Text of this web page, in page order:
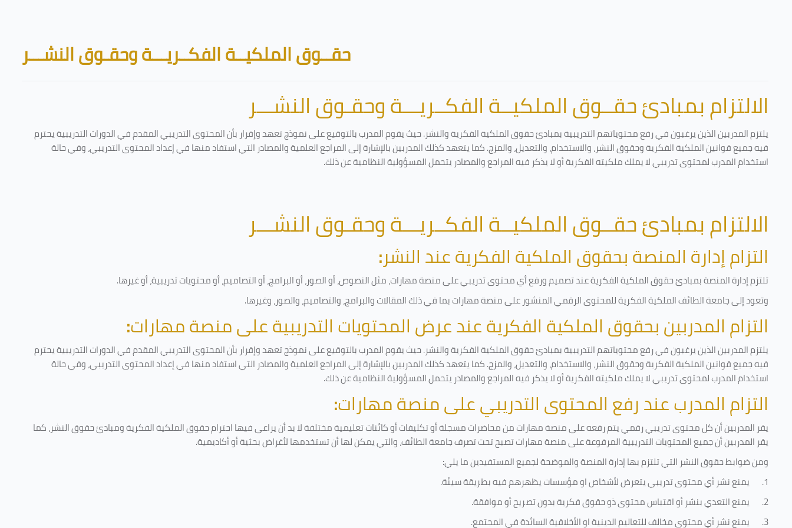
Blocks
حقــوق الملكيــة الفكــريـــة وحقـوق النشـــر
الالتزام بمبادئ حقــوق الملكيــة الفكــريـــة وحقـوق النشـــر
يلتزم المدربين الذين يرغبون في رفع محتوياتهم التدريبية بمبادئ حقوق الملكية الفكرية والنشر. حيث يقوم المدرب بالتوقيع على نموذج تعهد وإقرار بأن المحتوى التدريبي المقدم في الدورات التدريبية يحترم
فيه جميع قوانين الملكية الفكرية وحقوق النشر، والاستخدام، والتعديل، والمزج. كما يتعهد كذلك المدربين بالإشارة إلى المراجع العلمية والمصادر التي استفاد منها في إعداد المحتوى التدريبي، وفي حالة
استخدام المدرب لمحتوى تدريبي لا يملك ملكيته الفكرية أو لا يذكر فيه المراجع والمصادر يتحمل المسؤولية النظامية عن ذلك.
الالتزام بمبادئ حقــوق الملكيــة الفكــريـــة وحقـوق النشـــر
التزام إدارة المنصة بحقوق الملكية الفكرية عند النشر:
تلتزم إدارة المنصة بمبادئ حقوق الملكية الفكرية عند تصميم ورفع أي محتوى تدريبي على منصة مهارات، مثل النصوص، أو الصور، أو البرامج، أو التصاميم، أو محتويات تدريبية، أو غيرها.
وتعود إلى جامعة الطائف الملكية الفكرية للمحتوى الرقمي المنشور على منصة مهارات بما في ذلك المقالات والبرامج، والتصاميم، والصور، وغيرها.
التزام المدربين بحقوق الملكية الفكرية عند عرض المحتويات التدريبية على منصة مهارات:
يلتزم المدربين الذين يرغبون في رفع محتوياتهم التدريبية بمبادئ حقوق الملكية الفكرية والنشر. حيث يقوم المدرب بالتوقيع على نموذج تعهد وإقرار بأن المحتوى التدريبي المقدم في الدورات التدريبية يحترم
فيه جميع قوانين الملكية الفكرية وحقوق النشر، والاستخدام، والتعديل، والمزج. كما يتعهد كذلك المدربين بالإشارة إلى المراجع العلمية والمصادر التي استفاد منها في إعداد المحتوى التدريبي، وفي حالة
استخدام المدرب لمحتوى تدريبي لا يملك ملكيته الفكرية أو لا يذكر فيه المراجع والمصادر يتحمل المسؤولية النظامية عن ذلك.
التزام المدرب عند رفع المحتوى التدريبي على منصة مهارات:
يقر المدربين أن كل محتوى تدريبي رقمي يتم رفعه على منصة مهارات من محاضرات مسجلة أو تكليفات أو كائنات تعليمية مختلفة لا بد أن يراعى فيها احترام حقوق الملكية الفكرية ومبادئ حقوق النشر، كما
يقر المدربين أن جميع المحتويات التدريبية المرفوعة على منصة مهارات تصبح تحت تصرف جامعة الطائف، والتي يمكن لها أن تستخدمها لأغراض بحثية أو أكاديمية.
ومن ضوابط حقوق النشر التي تلتزم بها إدارة المنصة والموضحة لجميع المستفيدين ما يلي:
1.
يمنع نشر أي محتوى تدريبي يتعرض لأشخاص او مؤسسات يظهرهم فيه بطريقة سيئة.
2.
يمنع التعدي بنشر أو اقتباس محتوى ذو حقوق فكرية بدون تصريح أو موافقة.
3.
يمنع نشر أي محتوى مخالف للتعاليم الدينية او الأخلاقية السائدة في المجتمع.